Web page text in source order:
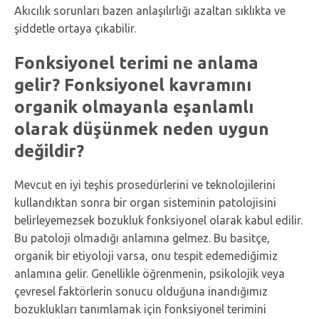
Akıcılık sorunları bazen anlaşılırlığı azaltan sıklıkta ve
şiddetle ortaya çıkabilir.
Fonksiyonel terimi ne anlama
gelir? Fonksiyonel kavramını
organik olmayanla eşanlamlı
olarak düşünmek neden uygun
değildir?
Mevcut en iyi teşhis prosedürlerini ve teknolojilerini
kullandıktan sonra bir organ sisteminin patolojisini
belirleyemezsek bozukluk fonksiyonel olarak kabul edilir.
Bu patoloji olmadığı anlamına gelmez. Bu basitçe,
organik bir etiyoloji varsa, onu tespit edemediğimiz
anlamına gelir. Genellikle öğrenmenin, psikolojik veya
çevresel faktörlerin sonucu olduğuna inandığımız
bozuklukları tanımlamak için fonksiyonel terimini